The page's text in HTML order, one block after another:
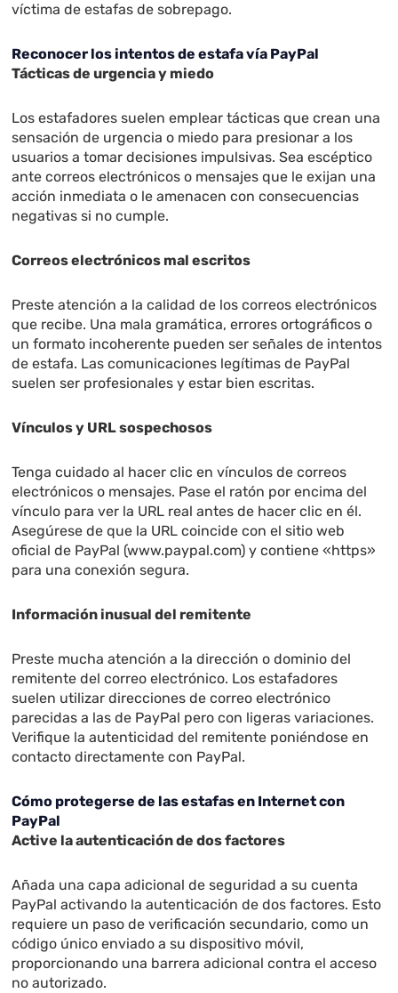
víctima de estafas de sobrepago.
Reconocer los intentos de estafa vía PayPal
Tácticas de urgencia y miedo
Los estafadores suelen emplear tácticas que crean una
sensación de urgencia o miedo para presionar a los
usuarios a tomar decisiones impulsivas. Sea escéptico
ante correos electrónicos o mensajes que le exijan una
acción inmediata o le amenacen con consecuencias
negativas si no cumple.
Correos electrónicos mal escritos
Preste atención a la calidad de los correos electrónicos
que recibe. Una mala gramática, errores ortográficos o
un formato incoherente pueden ser señales de intentos
de estafa. Las comunicaciones legítimas de PayPal
suelen ser profesionales y estar bien escritas.
Vínculos y URL sospechosos
Tenga cuidado al hacer clic en vínculos de correos
electrónicos o mensajes. Pase el ratón por encima del
vínculo para ver la URL real antes de hacer clic en él.
Asegúrese de que la URL coincide con el sitio web
oficial de PayPal (www.paypal.com) y contiene «https»
para una conexión segura.
Información inusual del remitente
Preste mucha atención a la dirección o dominio del
remitente del correo electrónico. Los estafadores
suelen utilizar direcciones de correo electrónico
parecidas a las de PayPal pero con ligeras variaciones.
Verifique la autenticidad del remitente poniéndose en
contacto directamente con PayPal.
Cómo protegerse de las estafas en Internet con
PayPal
Active la autenticación de dos factores
Añada una capa adicional de seguridad a su cuenta
PayPal activando la autenticación de dos factores. Esto
requiere un paso de verificación secundario, como un
código único enviado a su dispositivo móvil,
proporcionando una barrera adicional contra el acceso
no autorizado.